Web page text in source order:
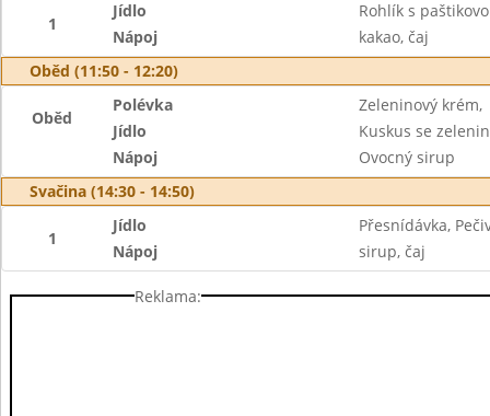
1
Jídlo
Rohlík s
Nápoj
kakao, čaj
Oběd (11:50 - 12:20)
Oběd
Polévka
Zeleninový krém,
Jídlo
Kuskus se
Nápoj
Ovocný sirup
Svačina (14:30 - 14:50)
1
Jídlo
Přesnídávka,
Nápoj
sirup, čaj
Reklama: